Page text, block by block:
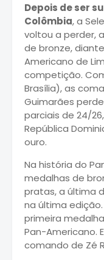
Depois de ser
Colômbia, a
voltou a perder,
de bronze,
Americano de
competição.
Brasília), as
Guimarães
parciais de 24/
República
ouro.
Na história do
medalhas de
pratas, a última
na última
primeira
Pan-Americano.
comando de Zé